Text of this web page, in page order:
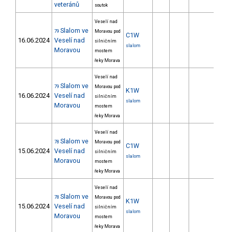
veteránů
soutok
16.06.2024
79 Slalom ve
Veselí nad
Moravou
Veselí nad
Moravou pod
silničním
mostem
řeky Morava
C1W
slalom
16.06.2024
79 Slalom ve
Veselí nad
Moravou
Veselí nad
Moravou pod
silničním
mostem
řeky Morava
K1W
slalom
15.06.2024
78 Slalom ve
Veselí nad
Moravou
Veselí nad
Moravou pod
silničním
mostem
řeky Morava
C1W
slalom
15.06.2024
78 Slalom ve
Veselí nad
Moravou
Veselí nad
Moravou pod
silničním
mostem
řeky Morava
K1W
slalom